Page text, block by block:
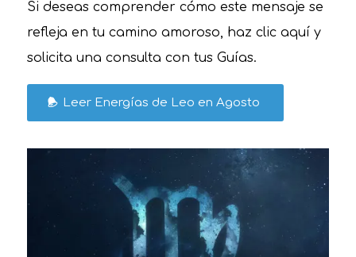
Si deseas comprender cómo este mensaje se
refleja en tu camino amoroso, haz clic aquí y
solicita una consulta con tus Guías.
Leer Energías de Leo en Agosto